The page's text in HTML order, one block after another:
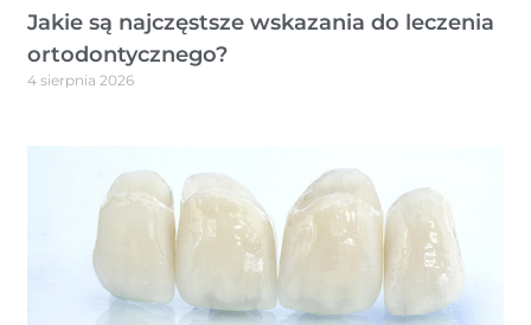
Jakie są najczęstsze wskazania do leczenia
ortodontycznego?
4 sierpnia 2026